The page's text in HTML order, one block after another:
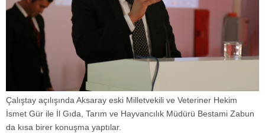
Çalıştay açılışında Aksaray eski Milletvekili ve Veteriner Hekim
İsmet Gür ile İl Gıda, Tarım ve Hayvancılık Müdürü Bestami Zabun
da kısa birer konuşma yaptılar.